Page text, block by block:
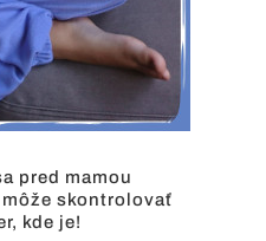
pred mamou
skontrolovať
kde je!